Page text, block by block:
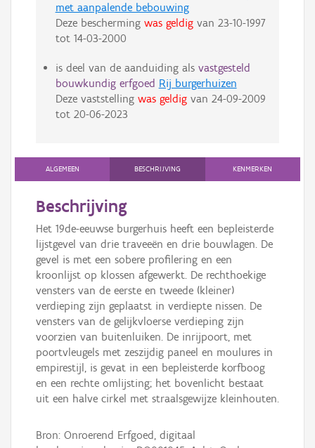
met aanpalende bebouwing
Deze bescherming was geldigvan 23-10-1997
tot 14-03-2000
is deel van de aanduiding als vastgesteld
bouwkundig erfgoed Rij burgerhuizen
Deze vaststelling was geldigvan 24-09-2009
tot 20-06-2023
ALGEMEEN BESCHRIJVING KENMERKEN
Beschrijving
Het 19de-eeuwse burgerhuis heeft een bepleisterde
lijstgevel van drie traveeën en drie bouwlagen. De
gevel is met een sobere profilering en een
kroonlijst op klossen afgewerkt. De rechthoekige
vensters van de eerste en tweede (kleiner)
verdieping zijn geplaatst in verdiepte nissen. De
vensters van de gelijkvloerse verdieping zijn
voorzien van buitenluiken. De inrijpoort, met
poortvleugels met zeszijdig paneel en moulures in
empirestijl, is gevat in een bepleisterde korfboog
en een rechte omlijsting; het bovenlicht bestaat
uit een halve cirkel met straalsgewijze kleinhouten.
Bron: Onroerend Erfgoed, digitaal